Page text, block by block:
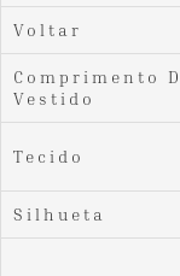
Voltar
Comprimento
Vestido
Tecido
Silhueta